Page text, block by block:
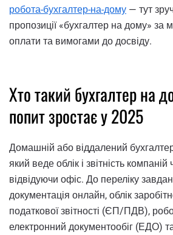
робота-бухгалтер-на-дому — тут
пропозиції «бухгалтер на дому» за
оплати та вимогами до досвіду.
Хто такий бухгалтер на
попит зростає у 2025
Домашній або віддалений
який веде облік і звітність
відвідуючи офіс. До переліку
документація онлайн, облік
податкової звітності (ЄП/ПДВ),
електронний документообіг (ЕДО)